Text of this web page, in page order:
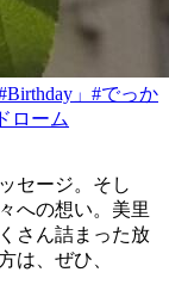
」#でっか
ローム
セージ。そし
への想い。美里
さん詰まった放
は、ぜひ、